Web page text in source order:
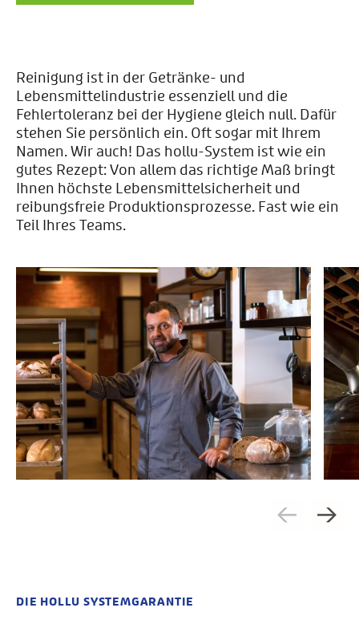
Reinigung ist in der Getränke- und
Lebensmittelindustrie essenziell und die
Fehlertoleranz bei der Hygiene gleich null. Dafür
stehen Sie persönlich ein. Oft sogar mit Ihrem
Namen. Wir auch! Das hollu-System ist wie ein
gutes Rezept: Von allem das richtige Maß bringt
Ihnen höchste Lebensmittelsicherheit und
reibungsfreie Produktionsprozesse. Fast wie ein
Teil Ihres Teams.
DIE HOLLU SYSTEMGARANTIE